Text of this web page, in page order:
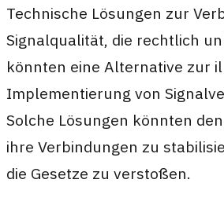
Technische Lösungen zur
Signalqualität, die rechtlich
könnten eine Alternative zur
Implementierung von
Solche Lösungen könnten
ihre Verbindungen zu
die Gesetze zu verstoßen.